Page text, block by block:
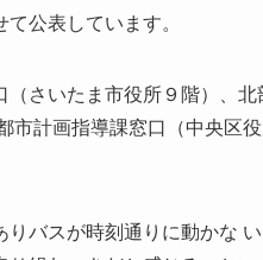
公表しています。
（さいたま市役所９階）、
計画指導課窓口（中央区
バスが時刻通りに動かな